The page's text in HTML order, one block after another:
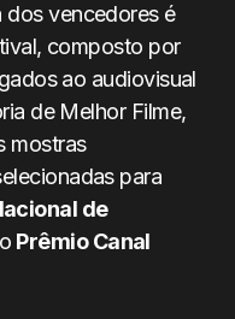
vencedores é
composto por
ao audiovisual
de Melhor Filme,
mostras
para
de
Prêmio Canal